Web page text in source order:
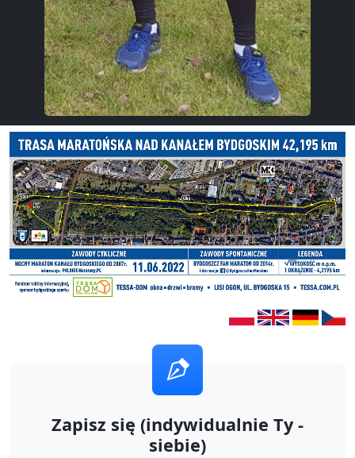
Zapisz się (indywidualnie Ty -
siebie)